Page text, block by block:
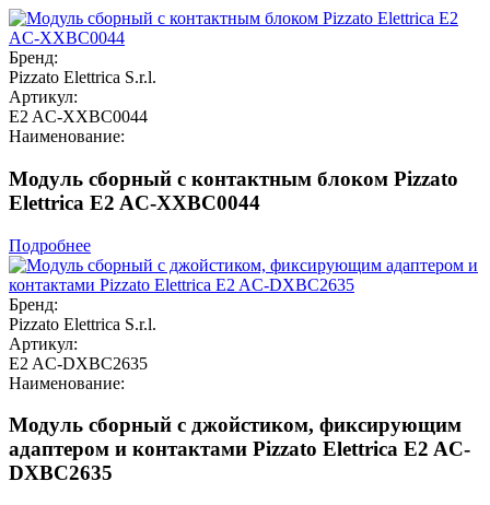
Бренд:
Pizzato Elettrica S.r.l.
Артикул:
E2 AC-XXBC0044
Наименование:
Модуль сборный с контактным блоком Pizzato
Elettrica E2 AC-XXBC0044
Подробнее
Бренд:
Pizzato Elettrica S.r.l.
Артикул:
E2 AC-DXBC2635
Наименование:
Модуль сборный с джойстиком, фиксирующим
адаптером и контактами Pizzato Elettrica E2 AC-
DXBC2635